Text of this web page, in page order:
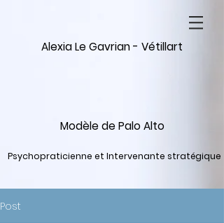
Alexia Le Gavrian - Vétillart
Modèle de Palo Alto
Psychopraticienne et Intervenante stratégique
Post